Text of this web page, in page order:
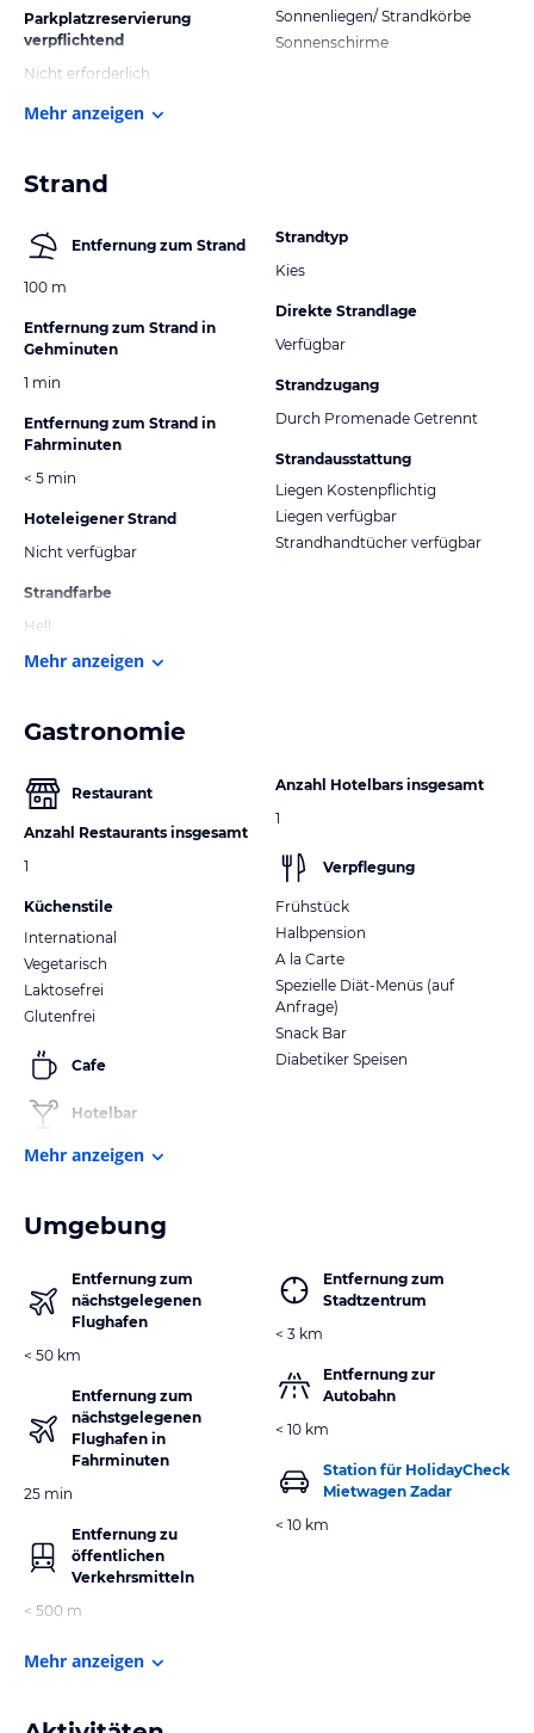
Parkplatzreservierung
verpflichtend
Nicht erforderlich
Sonnenliegen/ Strandkörbe
Sonnenschirme
Mehr anzeigen
Strand
Entfernung zum Strand
100 m
Entfernung zum Strand in
Gehminuten
1 min
Entfernung zum Strand in
Fahrminuten
< 5 min
Hoteleigener Strand
Nicht verfügbar
Strandfarbe
Hell
Strandtyp
Kies
Direkte Strandlage
Verfügbar
Strandzugang
Durch Promenade Getrennt
Strandausstattung
Liegen Kostenpflichtig
Liegen verfügbar
Strandhandtücher verfügbar
Mehr anzeigen
Gastronomie
Restaurant
Anzahl Restaurants insgesamt
1
Küchenstile
International
Vegetarisch
Laktosefrei
Glutenfrei
Cafe
Hotelbar
Anzahl Hotelbars insgesamt
1
Verpflegung
Frühstück
Halbpension
A la Carte
Spezielle Diät-Menüs (auf
Anfrage)
Snack Bar
Diabetiker Speisen
Mehr anzeigen
Umgebung
Entfernung zum
nächstgelegenen
Flughafen
< 50 km
Entfernung zum
nächstgelegenen
Flughafen in
Fahrminuten
25 min
Entfernung zu
öffentlichen
Verkehrsmitteln
< 500 m
Entfernung zum
Stadtzentrum
< 3 km
Entfernung zur
Autobahn
< 10 km
Station für HolidayCheck
Mietwagen Zadar
< 10 km
Mehr anzeigen